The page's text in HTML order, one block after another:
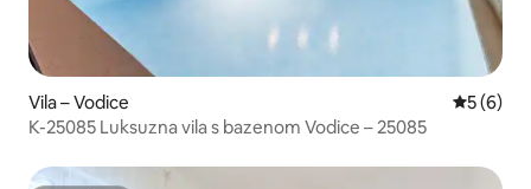
Vila – Vodice
5 (6)
K-25085 Luksuzna vila s bazenom Vodice – 25085